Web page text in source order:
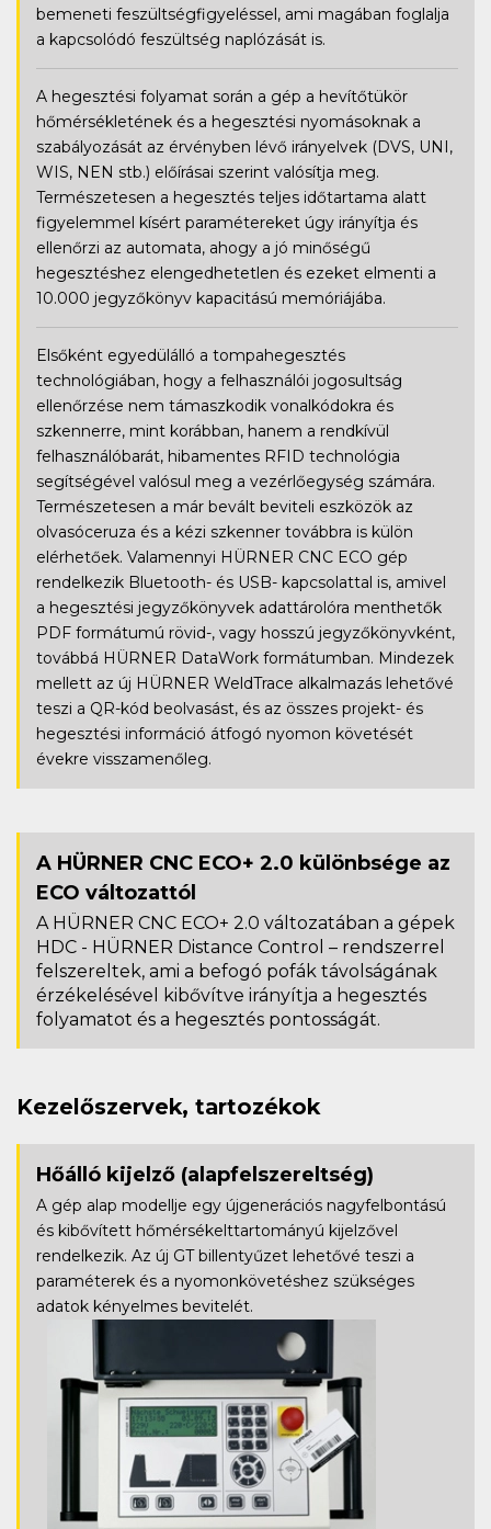
bemeneti feszültségfigyeléssel, ami magában foglalja
a kapcsolódó feszültség naplózását is.
A hegesztési folyamat során a gép a hevítőtükör
hőmérsékletének és a hegesztési nyomásoknak a
szabályozását az érvényben lévő irányelvek (DVS, UNI,
WIS, NEN stb.) előírásai szerint valósítja meg.
Természetesen a hegesztés teljes időtartama alatt
figyelemmel kísért paramétereket úgy irányítja és
ellenőrzi az automata, ahogy a jó minőségű
hegesztéshez elengedhetetlen és ezeket elmenti a
10.000 jegyzőkönyv kapacitású memóriájába.
Elsőként egyedülálló a tompahegesztés
technológiában, hogy a felhasználói jogosultság
ellenőrzése nem támaszkodik vonalkódokra és
szkennerre, mint korábban, hanem a rendkívül
felhasználóbarát, hibamentes RFID technológia
segítségével valósul meg a vezérlőegység számára.
Természetesen a már bevált beviteli eszközök az
olvasóceruza és a kézi szkenner továbbra is külön
elérhetőek. Valamennyi HÜRNER CNC ECO gép
rendelkezik Bluetooth- és USB- kapcsolattal is, amivel
a hegesztési jegyzőkönyvek adattárolóra menthetők
PDF formátumú rövid-, vagy hosszú jegyzőkönyvként,
továbbá HÜRNER DataWork formátumban. Mindezek
mellett az új HÜRNER WeldTrace alkalmazás lehetővé
teszi a QR-kód beolvasást, és az összes projekt- és
hegesztési információ átfogó nyomon követését
évekre visszamenőleg.
A HÜRNER CNC ECO+ 2.0 különbsége az
ECO változattól
A HÜRNER CNC ECO+ 2.0 változatában a gépek
HDC - HÜRNER Distance Control – rendszerrel
felszereltek, ami a befogó pofák távolságának
érzékelésével kibővítve irányítja a hegesztés
folyamatot és a hegesztés pontosságát.
Kezelőszervek, tartozékok
Hőálló kijelző (alapfelszereltség)
A gép alap modellje egy újgenerációs nagyfelbontású
és kibővített hőmérsékelttartományú kijelzővel
rendelkezik. Az új GT billentyűzet lehetővé teszi a
paraméterek és a nyomonkövetéshez szükséges
adatok kényelmes bevitelét.